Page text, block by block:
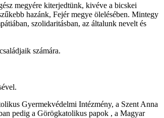
megyére kiterjedtünk, kivéve a bicskei
hazánk, Fejér megye ölelésében. Mintegy
szolidaritásban, az általunk nevelt és
számára.
Gyermekvédelmi Intézmény, a Szent Anna
pedig a Görögkatolikus papok , a Magyar